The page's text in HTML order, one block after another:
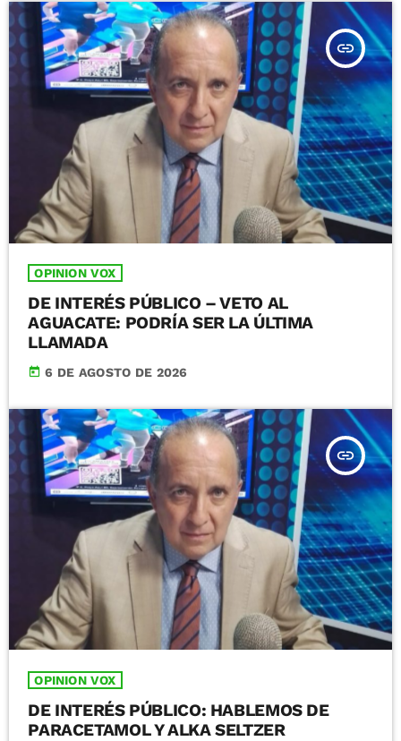
insert_link
OPINION VOX
DE INTERÉS PÚBLICO – VETO AL
AGUACATE: PODRÍA SER LA ÚLTIMA
LLAMADA
today 6 DE AGOSTO DE 2026
insert_link
OPINION VOX
DE INTERÉS PÚBLICO: HABLEMOS DE
PARACETAMOL Y ALKA SELTZER